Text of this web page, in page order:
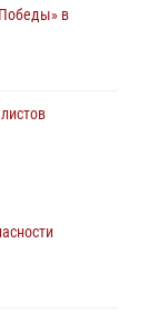
в
закон о